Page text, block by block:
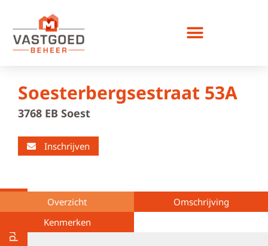
Verhuurd
Soesterbergsestraat 53A
3768 EB Soest
Inschrijven
Overzicht
Omschrijving
Kenmerken